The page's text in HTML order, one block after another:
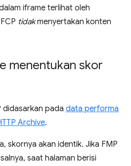
iframe terlihat oleh
tidakmenyertakan konten
menentukan skor
didasarkan pada data performa
Archive.
skornya akan identik. Jika FMP
saat halaman berisi